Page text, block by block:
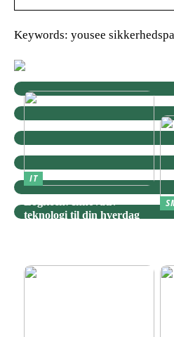
Keywords: yousee
IT
teknologi til din hverdag